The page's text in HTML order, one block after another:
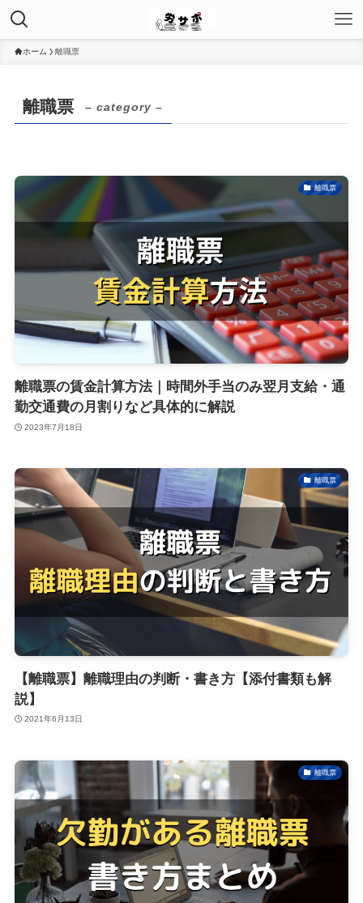
ホーム 離職票
離職票 – category –
離職票
離職票の賃金計算方法｜時間外手当のみ翌月支給・通
勤交通費の月割りなど具体的に解説
2023年7月18日
離職票
【離職票】離職理由の判断・書き方【添付書類も解
説】
2021年6月13日
離職票